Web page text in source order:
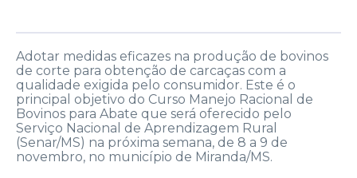
Adotar medidas eficazes na produção de bovinos
de corte para obtenção de carcaças com a
qualidade exigida pelo consumidor. Este é o
principal objetivo do Curso Manejo Racional de
Bovinos para Abate que será oferecido pelo
Serviço Nacional de Aprendizagem Rural
(Senar/MS) na próxima semana, de 8 a 9 de
novembro, no município de Miranda/MS.